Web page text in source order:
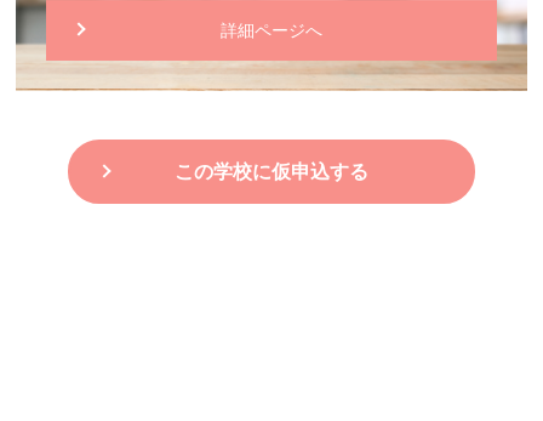
詳細ページへ
この学校に仮申込する